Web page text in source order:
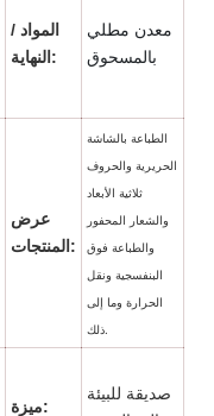
المواد /
النهاية:
معدن مطلي
بالمسحوق
عرض
المنتجات:
الطباعة بالشاشة
الحريرية والحروف
ثلاثية الأبعاد
والشعار المحفور
والطباعة فوق
البنفسجية ونقل
الحرارة وما إلى
ميزة:
صديقة للبيئة